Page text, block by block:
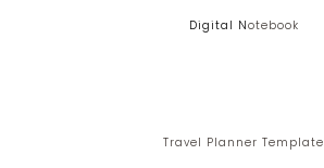
Digital NOtebook
Travel Planner Template